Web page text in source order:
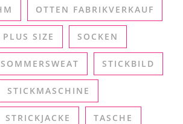
OTTEN FABRIKVERKAUF
PLUS SIZE SOCKEN
SOMMERSWEAT STICKBILD
STICKMASCHINE
STRICKJACKE TASCHE